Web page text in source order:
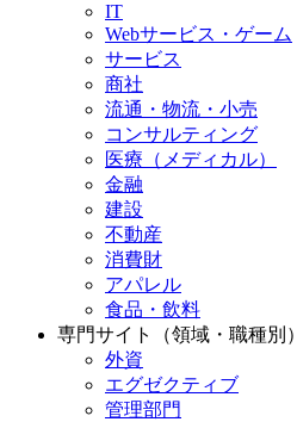
IT
Webサービス・ゲーム
サービス
商社
流通・物流・小売
コンサルティング
医療（メディカル）
金融
建設
不動産
消費財
アパレル
食品・飲料
専門サイト（領域・職種別）
外資
エグゼクティブ
管理部門